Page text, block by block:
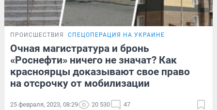
ПРОИСШЕСТВИЯ СПЕЦОПЕРАЦИЯ НА УКРАИНЕ
Очная магистратура и бронь
«Роснефти» ничего не значат? Как
красноярцы доказывают свое право
на отсрочку от мобилизации
25 февраля, 2023, 08:29 20 530 47